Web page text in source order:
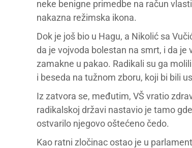
neke benigne primedbe na račun
nakazna režimska ikona.
Dok je još bio u Hagu, a Nikolić sa
da je vojvoda bolestan na smrt, i da je
zamakne u pakao. Radikali su ga
i beseda na tužnom zboru, koji bi bili
Iz zatvora se, međutim, VŠ vratio
radikalskoj državi nastavio je tamo
ostvarilo njegovo oštećeno čedo.
Kao ratni zločinac ostao je u